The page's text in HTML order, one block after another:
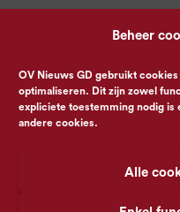
Beheer
OV Nieuws GD gebruikt
optimaliseren. Dit zijn zowel
expliciete toestemming nodig is
andere cookies.
Alle